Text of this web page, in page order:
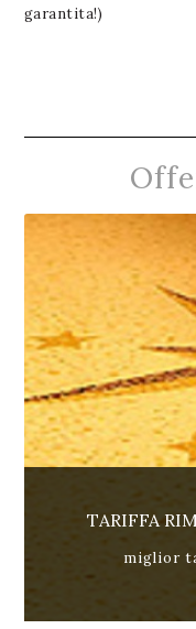
garantita!)
TARIFFA
miglior